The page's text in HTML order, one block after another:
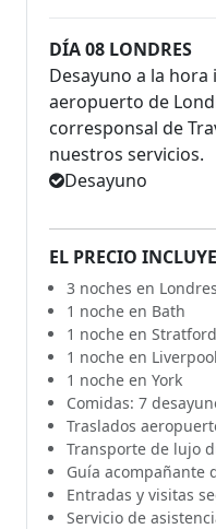
DÍA 08 LONDRES
Desayuno a la
aeropuerto de
corresponsal de
nuestros servicios.
Desayuno
EL PRECIO INCLUYE
3 noches en Londres
1 noche en Bath
1 noche en Stratford
1 noche en Liverpool
1 noche en York
Comidas: 7
Traslados
Transporte de lujo
Guía acompañante
Entradas y visitas
Servicio de